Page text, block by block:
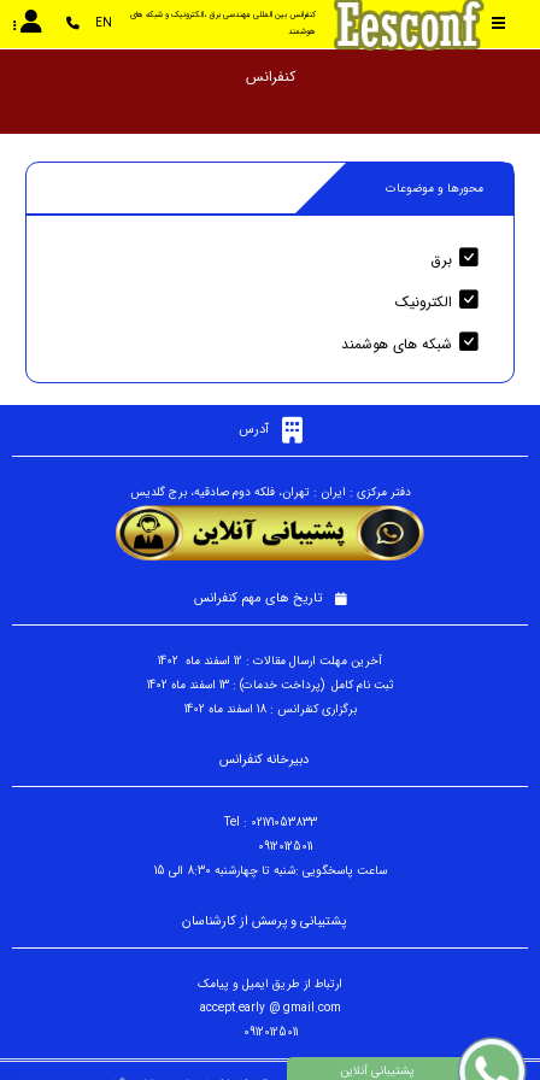
هوشمند
EN
کنف
محورها و موضوعات
برق
الکترونیک
شبکه های هوشمند
آدرس
دفتر مرکزی : ایران : تهران، فلکه دوم صادقیه، برج گلدیس
تاریخ های مهم کنفرانس
آخرین مهلت ارسال مقالات : 12 اسفند ماه 1402
ثبت نام کامل (پرداخت خدمات) : 13 اسفند ماه 1402
برگزاری کنفرانس : 18 اسفند ماه 1402
دبیرخانه کنفرانس
Tel : 02171053833
09120125011
ساعت پاسخگویی :شنبه تا چهارشنبه 8:30 الی 15
پشتیبانی و پرسش از کارشناسان
ارتباط از طریق ایمیل و پیامک
accept.early @ gmail.com
09120125011